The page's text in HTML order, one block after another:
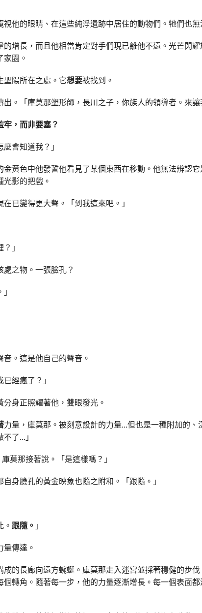
他的眼睛、在這些純淨遺跡中居住的動物們。牠們也無
增長，而且他相當肯定對手們現已離他不遠。光芒閃
園。
聖陽所在之處。它想要被找到。
出。「庫莫那塑形師，長川之子，你族人的領導者。來讓
，而非要塞？
會知道我？」
黃色中他發誓他看見了某個東西在移動。他無法辨認
影的把戲。
已變得更大聲。「到我這來吧。」
」
之物。一張臉孔？
。這是他自己的聲音。
經瘋了？」
身正照耀著他，雙眼發光。
力量，庫莫那。被刻意設計的力量...但也是一種附加的、
了...」
莫那接著說。「是這樣嗎？」
身臉孔的黃金映象也隨之附和。「跟隨。」
。 跟隨。 」
傳達。
的長廊向遠方蜿蜒。庫莫那走入迷宮並採著穩健的步
轉角。隨著每一步，他的力量逐漸增長。每一個表面